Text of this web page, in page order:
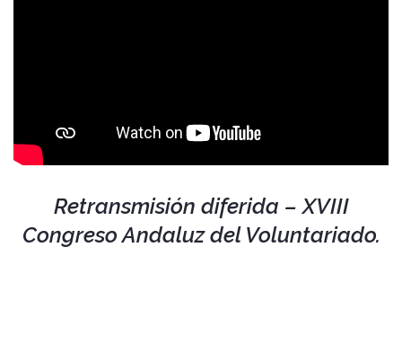
Retransmisión diferida – XVIII
Congreso Andaluz del Voluntariado.